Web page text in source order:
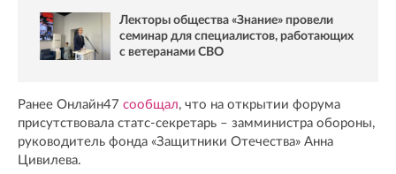
Лекторы общества «Знание» провели
семинар для специалистов, работающих
с ветеранами СВО
Ранее Онлайн47 сообщал, что на открытии форума
присутствовала статс-секретарь – замминистра обороны,
руководитель фонда «Защитники Отечества» Анна
Цивилева.